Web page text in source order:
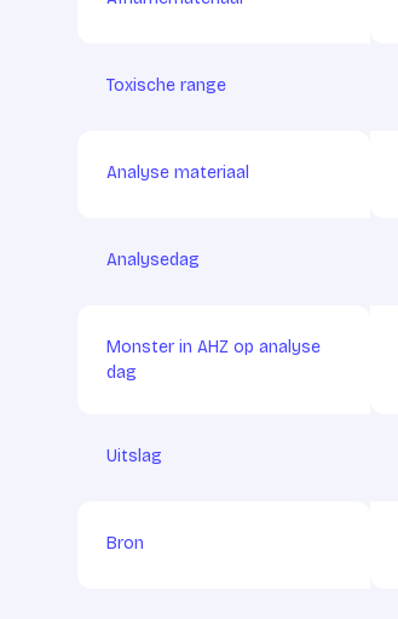
Toxische range
Analyse materiaal
Analysedag
Monster in AHZ op analyse
dag
Uitslag
Bron